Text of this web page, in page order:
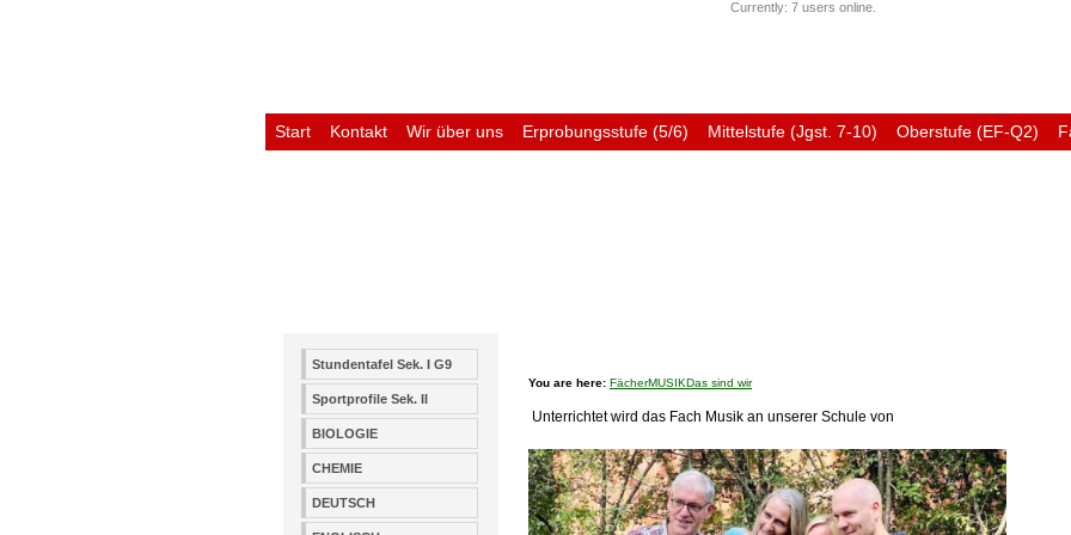
Currently: 7 users online.
Start Kontakt Wir über uns Erprobungsstufe (5/6) Mittelstufe (Jgst. 7-10) Oberstufe (EF-Q2)
Stundentafel Sek. I G9
Sportprofile Sek. II
BIOLOGIE
CHEMIE
DEUTSCH
You are here: FächerMUSIKDas sind wir
Unterrichtet wird das Fach Musik an unserer Schule von